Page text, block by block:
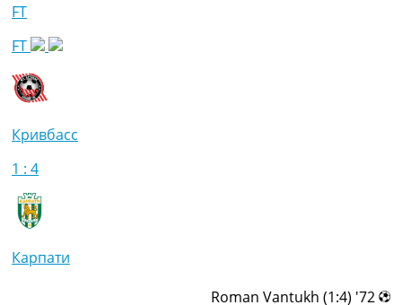
FT
FT
Кривбасс
1 : 4
Карпати